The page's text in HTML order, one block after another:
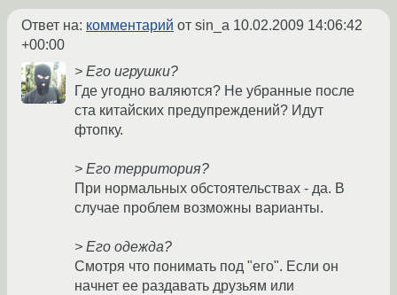
Ответ на: комментарий от sin_a 10.02.2009 14:06:42
+00:00
> Его игрушки?
Где угодно валяются? Не убранные после
ста китайских предупреждений? Идут
фтопку.
> Его территория?
При нормальных обстоятельствах - да. В
случае проблем возможны варианты.
> Его одежда?
Смотря что понимать под "его". Если он
начнет ее раздавать друзьям или